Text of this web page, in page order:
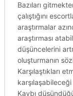
Bazıları
çalıştığını
araştırmalar
araştırması
düşüncelerini
oluşturmanın
Karşılaştıkları
Kaybı